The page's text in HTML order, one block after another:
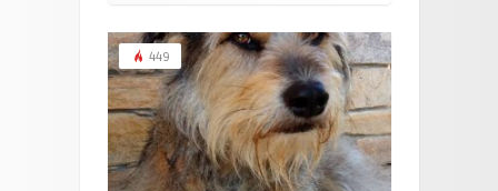
449